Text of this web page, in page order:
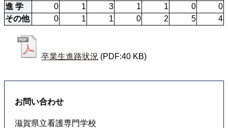
進 学
0 1 3 1 1 0
0
その他
0 1 1 0 2 5 4
卒業生進路状況 (PDF:40 KB)
お問い合わせ
滋賀県立看護専門学校